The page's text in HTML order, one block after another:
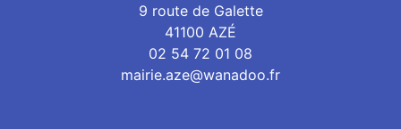
9 route de Galette
41100 AZÉ
02 54 72 01 08
mairie.aze@wanadoo.fr